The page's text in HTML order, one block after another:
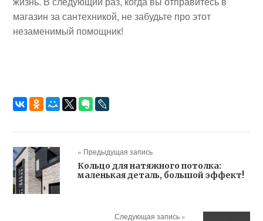
магазин за сантехникой, не забудьте про этот
незаменимый помощник!
« Предыдущая запись
Кольцо для натяжного потолка:
маленькая деталь, большой эффект!
Следующая запись »